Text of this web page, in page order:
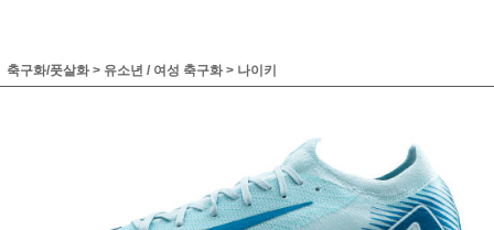
축구화/풋살화 > 유소년 / 여성 축구화 > 나이키